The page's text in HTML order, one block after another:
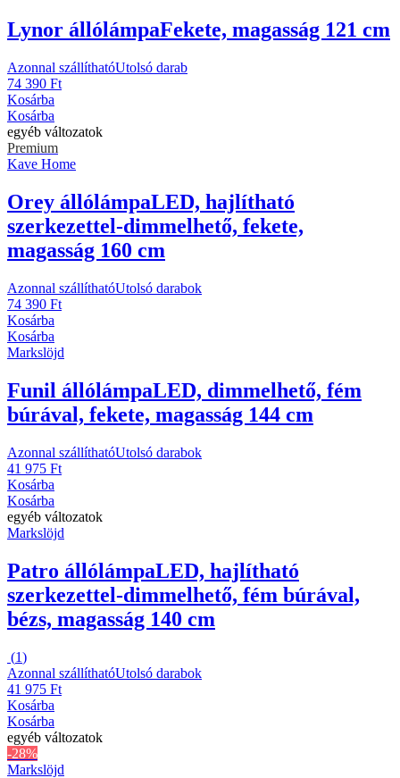
Lynor állólámpaFekete, magasság 121 cm
Azonnal szállíthatóUtolsó darab
74 390 Ft
Kosárba
Kosárba
egyéb változatok
Premium
Kave Home
Orey állólámpaLED, hajlítható
szerkezettel-dimmelhető, fekete,
magasság 160 cm
Azonnal szállíthatóUtolsó darabok
74 390 Ft
Kosárba
Kosárba
Markslöjd
Funil állólámpaLED, dimmelhető, fém
búrával, fekete, magasság 144 cm
Azonnal szállíthatóUtolsó darabok
41 975 Ft
Kosárba
Kosárba
egyéb változatok
Markslöjd
Patro állólámpaLED, hajlítható
szerkezettel-dimmelhető, fém búrával,
bézs, magasság 140 cm
(1)
Azonnal szállíthatóUtolsó darabok
41 975 Ft
Kosárba
Kosárba
egyéb változatok
-28%
Markslöjd